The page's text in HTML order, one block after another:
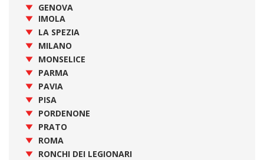
GENOVA
IMOLA
LA SPEZIA
MILANO
MONSELICE
PARMA
PAVIA
PISA
PORDENONE
PRATO
ROMA
RONCHI DEI LEGIONARI